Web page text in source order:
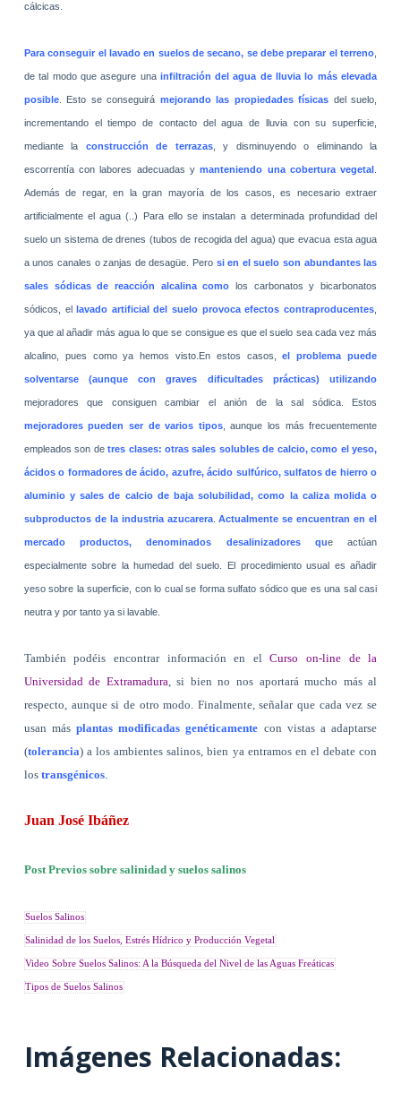
cálcicas.
Para conseguir el lavado en suelos de secano, se debe preparar el terreno
de tal modo que asegure una infiltración del agua de lluvia lo más elevada
posible. Esto se conseguirá mejorando las propiedades físicas del suelo,
incrementando el tiempo de contacto del agua de lluvia con su superficie,
mediante la construcción de terrazas, y disminuyendo o eliminando la
escorrentía con labores adecuadas ymanteniendo una cobertura vegetal
Además de regar, en la gran mayoría de los casos, es necesario extraer
artificialmente el agua (..) Para ello se instalan a determinada profundidad del
suelo un sistema de drenes (tubos de recogida del agua) que evacua esta agua
a unos canales o zanjas de desagüe. Pero si en el suelo son abundantes las
sales sódicas de reacción alcalina como los carbonatos y bicarbonatos
sódicos, el lavado artificial del suelo provoca efectos contraproducentes
ya que al añadir más agua lo que se consigue es que el suelo sea cada vez más
alcalino, pues como ya hemos visto.En estos casos,el problema puede
solventarse (aunque con graves dificultades prácticas) utilizando
mejoradores que consiguen cambiar el anión de la sal sódica. Estos
mejoradores pueden ser de varios tipos, aunque los más frecuentemente
empleados son detres clases: otras sales solubles de calcio, como el yeso,
ácidos o formadores de ácido, azufre, ácido sulfúrico, sulfatos de hierro o
aluminio y sales de calcio de baja solubilidad, como la caliza molida o
subproductos de la industria azucarera.Actualmente se encuentran en el
mercado productos, denominados desalinizadores que actúan
especialmente sobre la humedad del suelo. El procedimiento usual es añadir
yeso sobre la superficie, con lo cual se forma sulfato sódico que es una sal casi
neutra y por tanto ya si lavable.
También podéis encontrar información en elCurso on-line de la
Universidad de Extramadura, si bien no nos aportará mucho más al
respecto, aunque si de otro modo. Finalmente, señalar que cada vez se
usan másplantas modificadas genéticamente con vistas a adaptarse
(tolerancia) a los ambientes salinos, bien ya entramos en el debate con
los transgénicos.
Juan José Ibáñez
Post Previos sobre salinidad y suelos salinos
Suelos Salinos
Salinidad de los Suelos, Estrés Hídrico y Producción Vegetal
Video Sobre Suelos Salinos: A la Búsqueda del Nivel de las Aguas Freáticas
Tipos de Suelos Salinos
Imágenes Relacionadas: